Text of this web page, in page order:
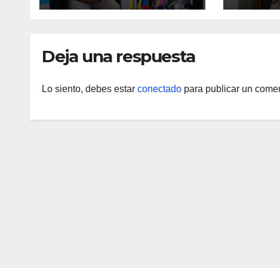
Deja una respuesta
Lo siento, debes estar conectado para publicar un